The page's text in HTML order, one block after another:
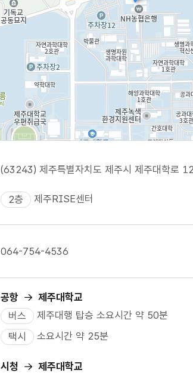
(63243) 제주특별자치도 제주시 제주대학로
2층 제주RISE센터
064-754-4536
공항
제주대학교
버스
제주대행 탑승 소요시간 약 50분
택시
소요시간 약 25분
시청
제주대학교